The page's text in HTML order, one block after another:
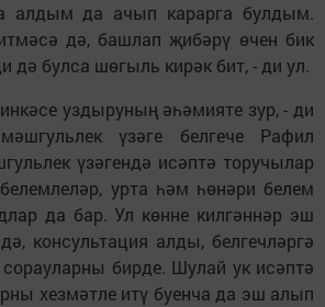
алдым да ачып карарга булдым.
дә, башлап җибәрү өчен бик
дә булса шөгыль кирәк бит, - ди ул.
уздыруның әһәмияте зур, - ди
үзәге белгече Рафил
үзәгендә исәптә торучылар
урта һәм һөнәри белем
да бар. Ул көнне килгәннәр эш
консультация алды, белгечләргә
бирде. Шулай ук исәптә
хезмәтле итү буенча да эш алып